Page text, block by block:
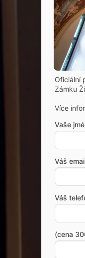
Oficiální
Zámku
Více
Vaše
Váš
Váš
(cena